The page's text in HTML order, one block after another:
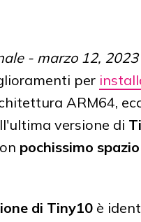
- marzo 12, 2023
per
ARM64,
versione di
pochissimo spazio
di Tiny10 è